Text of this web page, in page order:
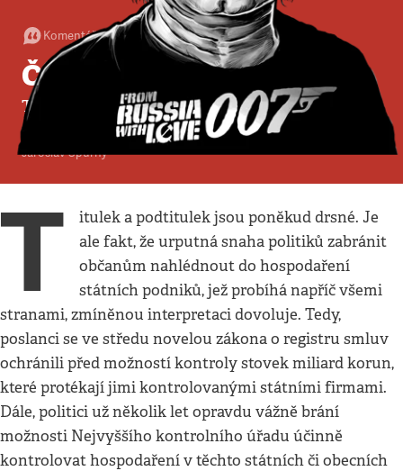
Komentář:Politika •23. 2. 2017•5minut
Černá konta zachráněna
Transfery financí ze státních podniků do
politických stran mohou pokračovat
Jaroslav Spurný
T
itulek a podtitulek jsou poněkud drsné. Je
ale fakt, že urputná snaha politiků zabránit
občanům nahlédnout do hospodaření
státních podniků, jež probíhá napříč všemi
stranami, zmíněnou interpretaci dovoluje. Tedy,
poslanci se ve středu novelou zákona o registru smluv
ochránili před možností kontroly stovek miliard korun,
které protékají jimi kontrolovanými státními firmami.
Dále, politici už několik let opravdu vážně brání
možnosti Nejvyššího kontrolního úřadu účinně
kontrolovat hospodaření v těchto státních či obecních